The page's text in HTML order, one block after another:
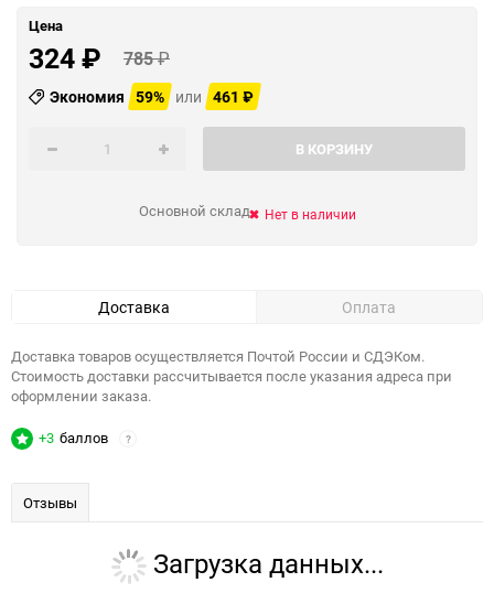
Цена
324₽ 785₽
Экономия 59% или 461 ₽
В КОРЗИНУ
Основной склад Нет в наличии
Доставка Оплата
Доставка товаров осуществляется Почтой России и СДЭКом.
Стоимость доставки рассчитывается после указания адреса при
оформлении заказа.
+3 баллов ?
Отзывы
Загрузка данных...